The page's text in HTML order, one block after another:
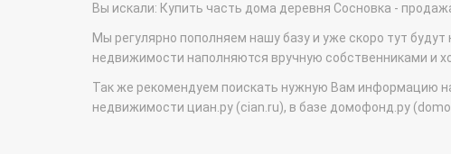
Вы искали: Купить часть дома деревня Сосновка -
Мы регулярно пополняем нашу базу и уже скоро тут
недвижимости наполняются вручную собственниками и
Так же рекомендуем поискать нужную Вам информацию
недвижимости циан.ру (cian.ru), в базе домофонд.ру